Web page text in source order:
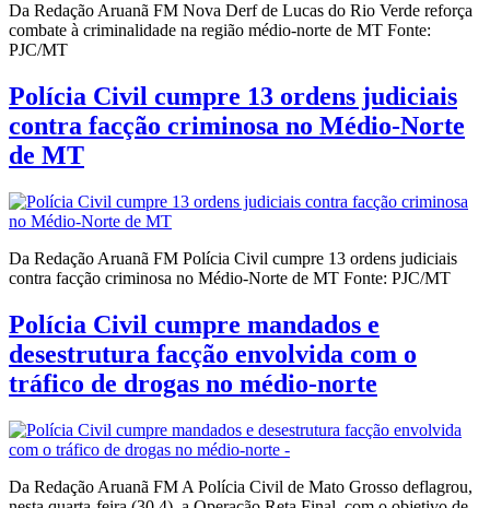
Da Redação Aruanã FM Nova Derf de Lucas do Rio Verde reforça
combate à criminalidade na região médio-norte de MT Fonte:
PJC/MT
Polícia Civil cumpre 13 ordens judiciais
contra facção criminosa no Médio-Norte
de MT
Da Redação Aruanã FM Polícia Civil cumpre 13 ordens judiciais
contra facção criminosa no Médio-Norte de MT Fonte: PJC/MT
Polícia Civil cumpre mandados e
desestrutura facção envolvida com o
tráfico de drogas no médio-norte
Da Redação Aruanã FM A Polícia Civil de Mato Grosso deflagrou,